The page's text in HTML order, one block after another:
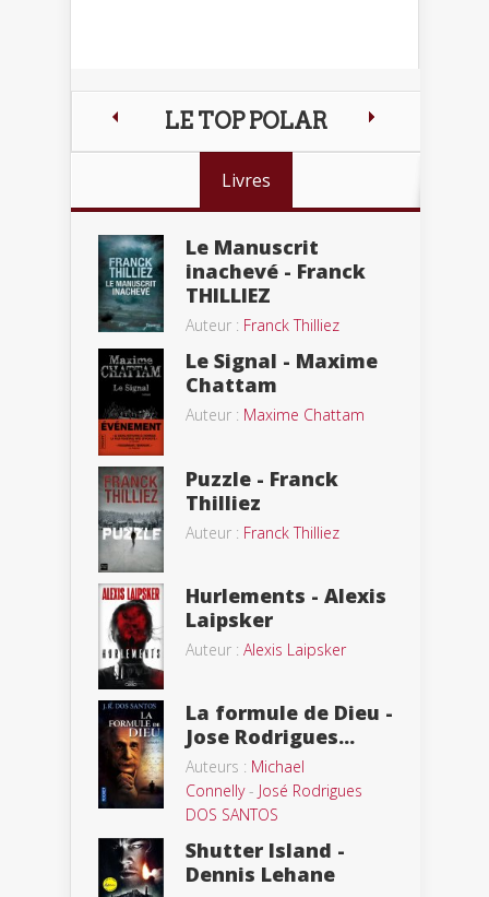
LE TOP POLAR
Livres
Le Manuscrit
inachevé - Franck
THILLIEZ
Auteur : Franck Thilliez
Le Signal - Maxime
Chattam
Auteur : Maxime Chattam
Puzzle - Franck
Thilliez
Auteur : Franck Thilliez
Hurlements - Alexis
Laipsker
Auteur : Alexis Laipsker
La formule de Dieu -
Jose Rodrigues...
Auteurs : Michael
Connelly- José Rodrigues
DOS SANTOS
Shutter Island -
Dennis Lehane